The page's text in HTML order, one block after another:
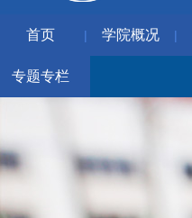
首页 | 学院概况 |
专题专栏